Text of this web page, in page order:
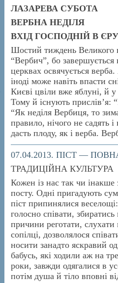
ЛАЗАРЕВА СУБОТА
ВЕРБНА НЕДІЛЯ
ВХІД ГОСПОДНІЙ В
Шостий тиждень Великого
“Вербич”, бо
церквах освячується
іноді може навіть впасти
Києві цвіли вже яблуні, й
Тому й існують
“Як неділя Вербиця, то
правило, нічого не садять
дасть плоду, як і верба.
07.04.2013. ПІСТ —
ТРАДИЦІЙНА КУЛЬТУРА
Кожен із нас так чи інакше
посту. Одні пригадують
піст припинялися
голосно співати,
причини реготати,
сопілці, дозволялося
носити занадто яскравий
бабусь, які ходили аж на
роки, завжди одягалися в
потім душа й тіло вповні